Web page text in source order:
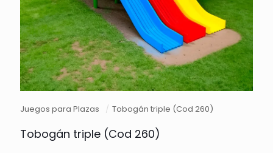
Juegos para Plazas / Tobogán triple (Cod 260)
Tobogán triple (Cod 260)